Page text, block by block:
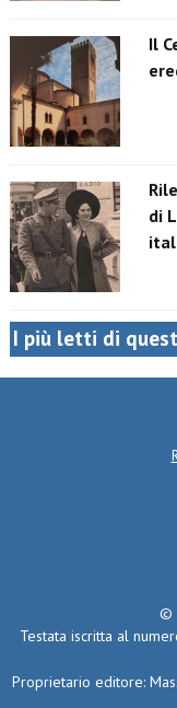
Il
di
I più letti di
©
Testata iscritta al
Proprietario editore: